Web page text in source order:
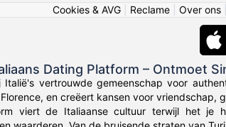
Cookies & AVG
Reclame Over ons
Dating Platform – Ontmoet
Italië's vertrouwde gemeenschap voor
en creëert kansen voor vriendschap,
viert de Italiaanse cultuur terwijl het je